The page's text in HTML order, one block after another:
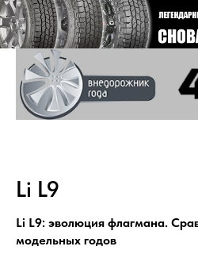
Li L9
Li L9: эволюция флагмана.
модельных годов